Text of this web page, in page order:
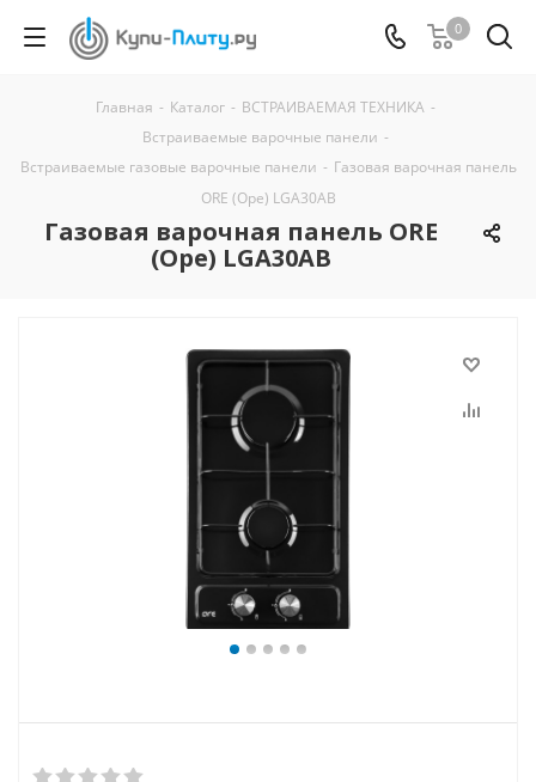
0
Главная - Каталог - ВСТРАИВАЕМАЯ ТЕХНИКА -
Встраиваемые варочные панели -
Встраиваемые газовые варочные панели - Газовая варочная панель
ORE (Оре) LGA30AB
Газовая варочная панель ORE
(Оре) LGA30AB